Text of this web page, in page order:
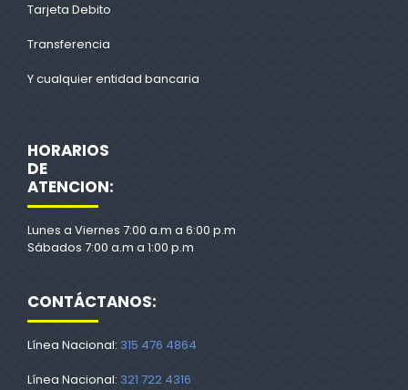
Tarjeta Debito
Transferencia
Y cualquier entidad bancaria
HORARIOS
DE
ATENCION:
Lunes a Viernes 7:00 a.m a 6:00 p.m
Sábados 7:00 a.m a 1:00 p.m
CONTÁCTANOS:
Línea Nacional: 315 476 4864
Línea Nacional: 321 722 4316